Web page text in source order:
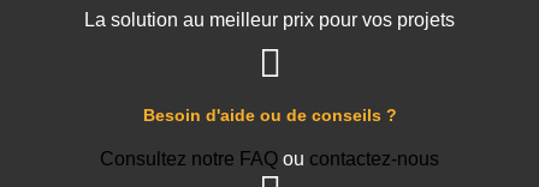
Besoin d'aide ou de conseils ?
Consultez notre FAQ ou contactez-nous
La solution au meilleur prix pour vos projets